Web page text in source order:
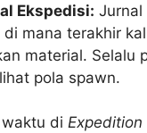
Ekspedisi: Jurnal
mana terakhir
material. Selalu
pola spawn.
di Expedition